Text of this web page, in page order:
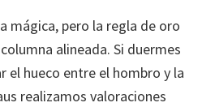
mágica, pero la regla de oro
alineada. Si duermes
el hueco entre el hombro y la
realizamos valoraciones